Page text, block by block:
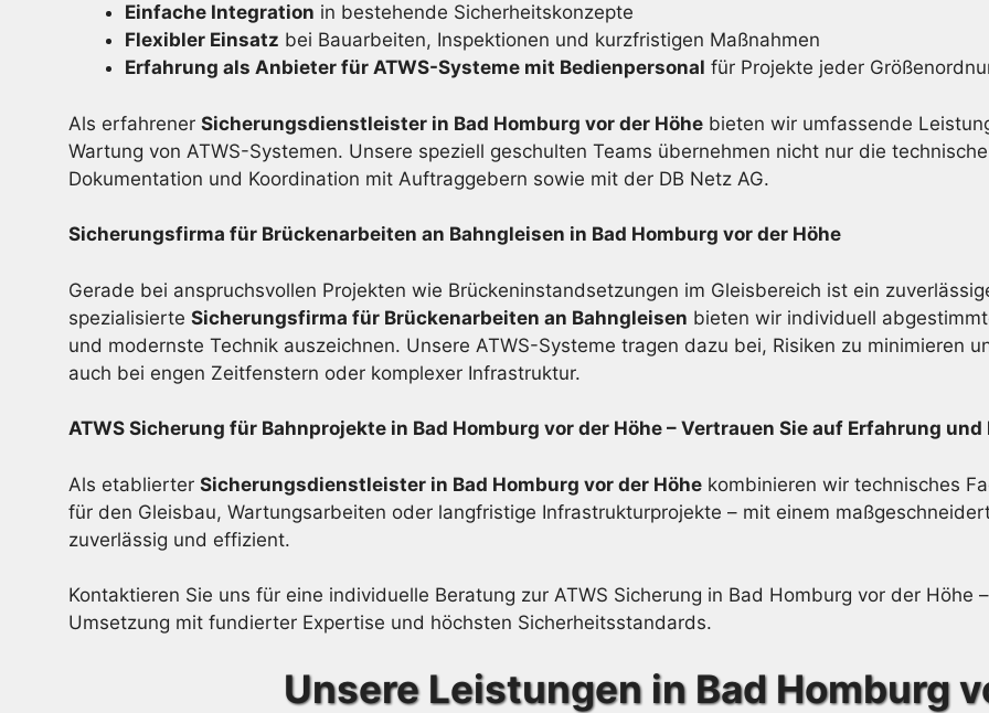
Einfache Integration in bestehende Sicherheitskonzepte
Flexibler Einsatz bei Bauarbeiten, Inspektionen und kurzfristigen Maßnahmen
Erfahrung als Anbieter für ATWS-Systeme mit Bedienpersonal für Projekte jeder
Als erfahrener Sicherungsdienstleister in Bad Homburg vor der Höhe bieten wir umfassende
Wartung von ATWS-Systemen. Unsere speziell geschulten Teams übernehmen nicht nur die
Dokumentation und Koordination mit Auftraggebern sowie mit der DB Netz AG.
Sicherungsfirma für Brückenarbeiten an Bahngleisen in Bad Homburg vor der Höhe
Gerade bei anspruchsvollen Projekten wie Brückeninstandsetzungen im Gleisbereich ist ein
spezialisierte Sicherungsfirma für Brückenarbeiten an Bahngleisen bieten wir individuell
und modernste Technik auszeichnen. Unsere ATWS-Systeme tragen dazu bei, Risiken zu minimieren
auch bei engen Zeitfenstern oder komplexer Infrastruktur.
ATWS Sicherung für Bahnprojekte in Bad Homburg vor der Höhe – Vertrauen Sie auf Erfahrung
Als etablierter Sicherungsdienstleister in Bad Homburg vor der Höhe kombinieren wir technisches
für den Gleisbau, Wartungsarbeiten oder langfristige Infrastrukturprojekte – mit einem
zuverlässig und effizient.
Kontaktieren Sie uns für eine individuelle Beratung zur ATWS Sicherung in Bad Homburg vor der Höhe
Umsetzung mit fundierter Expertise und höchsten Sicherheitsstandards.
Unsere Leistungen in Bad Homburg